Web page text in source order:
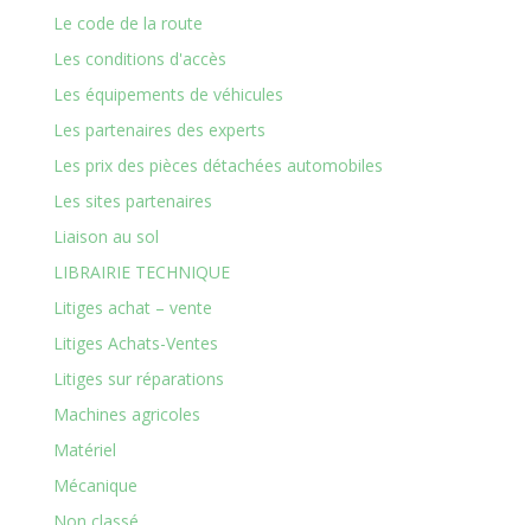
Le code de la route
Les conditions d'accès
Les équipements de véhicules
Les partenaires des experts
Les prix des pièces détachées automobiles
Les sites partenaires
Liaison au sol
LIBRAIRIE TECHNIQUE
Litiges achat – vente
Litiges Achats-Ventes
Litiges sur réparations
Machines agricoles
Matériel
Mécanique